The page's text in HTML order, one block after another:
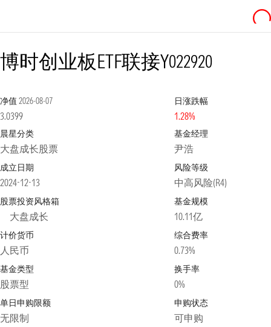
博时创业板ETF联接Y022920
净值 2026-08-07
3.0399
日涨跌幅
1.28%
晨星分类
大盘成长股票
基金经理
尹浩
成立日期
2024-12-13
风险等级
中高风险(R4)
股票投资风格箱
大盘成长
基金规模
10.11亿
计价货币
人民币
综合费率
0.73%
基金类型
股票型
换手率
0%
单日申购限额
无限制
申购状态
可申购